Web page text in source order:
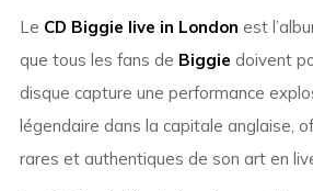
Le CD Biggie live in London est
que tous les fans de Biggie doivent
disque capture une performance
légendaire dans la capitale anglaise,
rares et authentiques de son art en